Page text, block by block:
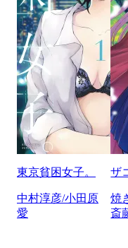
東京貧困女子。
中村淳彦/小田原
愛
ザ
焼
斎